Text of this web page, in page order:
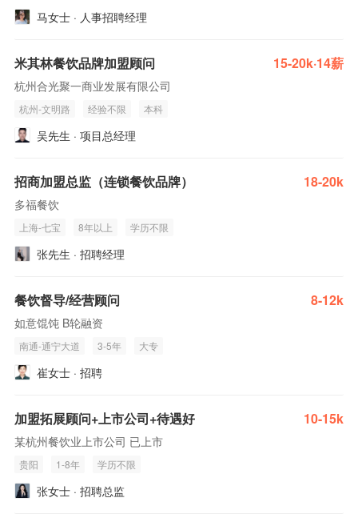
马女士 · 人事招聘经理
米其林餐饮品牌加盟顾问 15-20k·14薪
杭州合光聚一商业发展有限公司
杭州-文明路 经验不限 本科
吴先生 · 项目总经理
招商加盟总监（连锁餐饮品牌） 18-20k
多福餐饮
上海-七宝 8年以上 学历不限
张先生 · 招聘经理
餐饮督导/经营顾问 8-12k
如意馄饨 B轮融资
南通-通宁大道 3-5年 大专
崔女士 · 招聘
加盟拓展顾问+上市公司+待遇好 10-15k
某杭州餐饮业上市公司 已上市
贵阳 1-8年 学历不限
张女士 · 招聘总监